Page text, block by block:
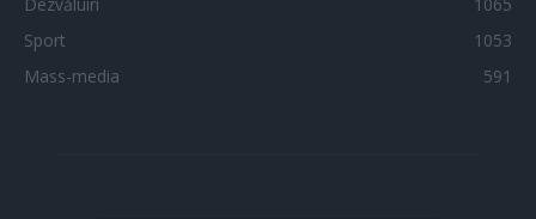
Sport
1053
Mass-media
591